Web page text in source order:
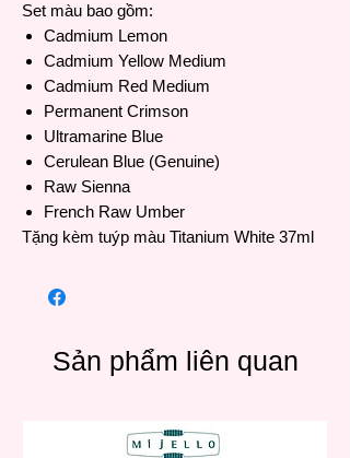
Set màu bao gồm:
Cadmium Lemon
Cadmium Yellow Medium
Cadmium Red Medium
Permanent Crimson
Ultramarine Blue
Cerulean Blue (Genuine)
Raw Sienna
French Raw Umber
Tặng kèm tuýp màu Titanium White 37ml
Sản phẩm liên quan